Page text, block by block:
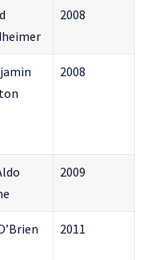
2008
2008
2009
2011